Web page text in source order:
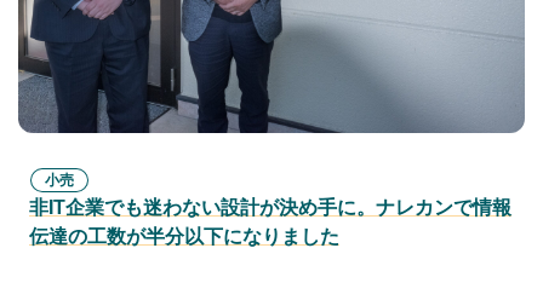
小売
非IT企業でも迷わない設計が決め手に。ナレカンで情報
伝達の工数が半分以下になりました